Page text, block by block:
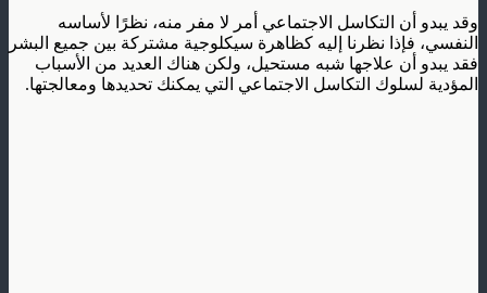
وقد يبدو أن التكاسل الاجتماعي أمر لا مفر منه، نظرًا لأساسه
النفسي، فإذا نظرنا إليه كظاهرة سيكلوجية مشتركة بين جميع البشر
فقد يبدو أن علاجها شبه مستحيل، ولكن هناك العديد من الأسباب
المؤدية لسلوك التكاسل الاجتماعي التي يمكنك تحديدها ومعالجتها.